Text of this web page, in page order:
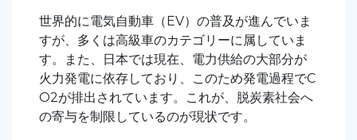
世界的に電気自動車（EV）の普及が進んでいま
すが、多くは高級車のカテゴリーに属していま
す。また、日本では現在、電力供給の大部分が
火力発電に依存しており、このため発電過程でC
O2が排出されています。これが、脱炭素社会へ
の寄与を制限しているのが現状です。